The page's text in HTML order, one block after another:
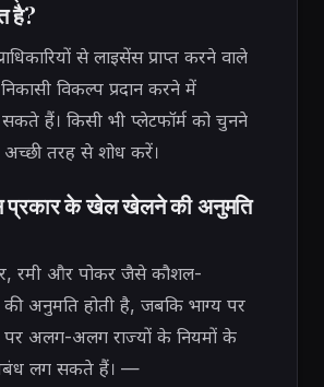
है?
से लाइसेंस प्राप्त करने वाले
विकल्प प्रदान करने में
सकते हैं। किसी भी प्लेटफॉर्म को चुनने
तरह से शोध करें।
प्रकार के खेल खेलने की अनुमति
रमी और पोकर जैसे कौशल-
अनुमति होती है, जबकि भाग्य पर
पर अलग-अलग राज्यों के नियमों के
लग सकते हैं। —